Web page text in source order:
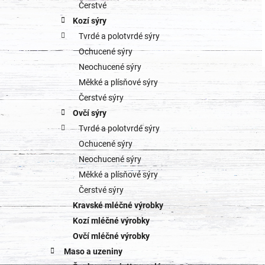
n
n
e
l
i
Čerstvé
Kozí sýry
Tvrdé a polotvrdé sýry
Ochucené sýry
Neochucené sýry
Měkké a plísňové sýry
Čerstvé sýry
Ovčí sýry
Tvrdé a polotvrdé sýry
Ochucené sýry
Neochucené sýry
Měkké a plísňové sýry
Čerstvé sýry
Kravské mléčné výrobky
Kozí mléčné výrobky
Ovčí mléčné výrobky
Maso a uzeniny